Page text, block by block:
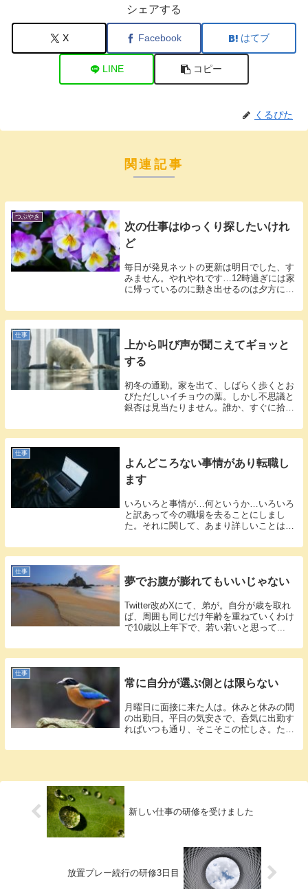
シェアする
X Facebook はてブ
LINE コピー
くるぴた
関連記事
つぶやき
次の仕事はゆっくり探したいけれ
ど
毎日が発見ネットの更新は明日でした、す
みません。やれやれです…12時過ぎには家
に帰っているのに動き出せるのは夕方にな
仕事
上から叫び声が聞こえてギョッと
する
初冬の通勤。家を出て、しばらく歩くとお
びただしいイチョウの葉。しかし不思議と
銀杏は見当たりません。誰か、すぐに拾っ
仕事
よんどころない事情があり転職し
ます
いろいろと事情が…何というか…いろいろ
と訳あって今の職場を去ることにしまし
た。それに関して、あまり詳しいことは書
仕事
夢でお腹が膨れてもいいじゃない
Twitter改めXにて、弟が。自分が歳を取れ
ば、周囲も同じだけ年齢を重ねていくわけ
で10歳以上年下で、若い若いと思って...
仕事
常に自分が選ぶ側とは限らない
月曜日に面接に来た人は。休みと休みの間
の出勤日。平日の気安さで、呑気に出勤す
ればいつも通り、そこそこの忙しさ。た
新しい仕事の研修を受けました
放置プレー続行の研修3日目